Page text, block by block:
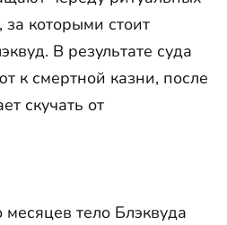
которыми стоит
В результате суда
к смертной казни, после
скучать от
месяцев тело Блэквуда